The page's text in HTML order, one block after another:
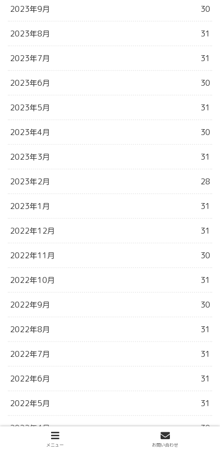
2023年9月 30
2023年8月 31
2023年7月 31
2023年6月 30
2023年5月 31
2023年4月 30
2023年3月 31
2023年2月 28
2023年1月 31
2022年12月 31
2022年11月 30
2022年10月 31
2022年9月 30
2022年8月 31
2022年7月 31
2022年6月 31
2022年5月 31
2022年4月 30
メニュー お問い合わせ